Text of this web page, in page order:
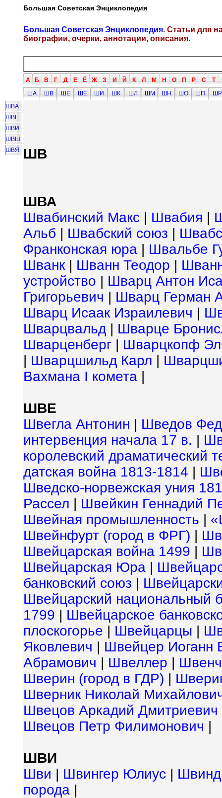
Большая Советская Энциклопедия
Большая Советская Энциклопедия. Статьи для
биографии, очерки, аннотации, описания.
А Б В Г Д Е Ё Ж З И Й К Л М Н О П Р С Т
ША
ШВ ШЕ ШЁ ШИ ШК ШЛ ШМ ШН ШО ШП
ШР
ШВА
ШВЕ
ШВИ
ШВЫ
ШВЯ
ШВ
ШВА
Швабинский Макс | Швабия |
Альб | Швабский союз |
Франконская юра | Швальбе
Шванк | Шванн Теодор |
устройство | Шварц Антон
Григорьевич | Шварц Герман
Шварц Исаак Израилевич |
Шварцвальд | Шварце
Шварценберг | Шварцкопф
| Шварцшильд Карл |
Вахмана I комета |
ШВЕ
Швегла Антонин | Шведов
интервенция начала 17 в. |
королевский драматический
датская война 1813-1814 |
Шведско-норвежская уния
Рассел | Швейкин Геннадий
Швейная промышленность |
Швейнфурт (город в ФРГ) |
Швейцарская война 1499 |
Швейцарская Юра |
банковский союз |
Швейцарский национальный
1799 | Швейцарское
плоскогорье | Швейцарцы |
Яковлевич | Швейцер Иоганн
Абрамович | Швеллер |
Шверин (город в ГДР) |
Шверник Николай
Швецов Аркадий Дмитриевич
Швецов Петр Филимонович |
ШВИ
Шви | Швингер Юлиус |
порода |